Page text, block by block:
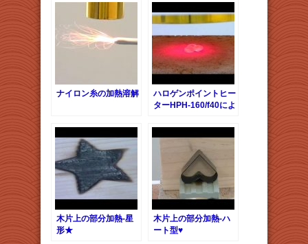
ナイロン糸の加熱溶解
ハロゲンポイントヒー
ターHPH-160/f40によ
の加熱溶解
木片上の部分加熱-星
形★
木片上の部分加熱-ハ
ート型♥